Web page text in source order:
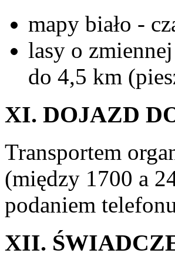
mapy biało -
lasy o
do 4,5 km
XI. DOJAZD
Transportem
(między 1700 a
podaniem
XII.